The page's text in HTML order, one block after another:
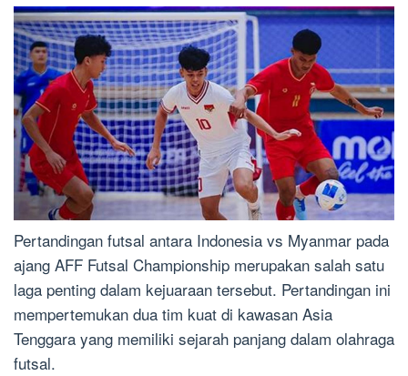
Pertandingan futsal antara Indonesia vs Myanmar pada
ajang AFF Futsal Championship merupakan salah satu
laga penting dalam kejuaraan tersebut. Pertandingan ini
mempertemukan dua tim kuat di kawasan Asia
Tenggara yang memiliki sejarah panjang dalam olahraga
futsal.